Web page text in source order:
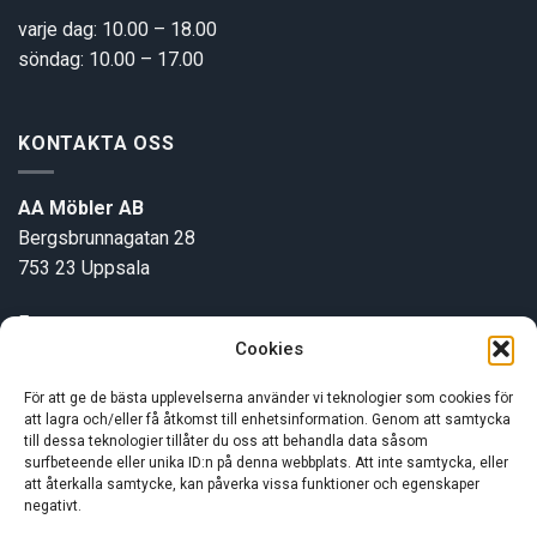
Cookies
För att ge de bästa upplevelserna använder vi teknologier som cookies för
att lagra och/eller få åtkomst till enhetsinformation. Genom att samtycka
till dessa teknologier tillåter du oss att behandla data såsom
surfbeteende eller unika ID:n på denna webbplats. Att inte samtycka, eller
att återkalla samtycke, kan påverka vissa funktioner och egenskaper
negativt.
varje dag: 10.00 – 18.00
söndag: 10.00 – 17.00
KONTAKTA OSS
AA Möbler AB
Bergsbrunnagatan 28
753 23 Uppsala
E-post:
INFORMATION
Om oss